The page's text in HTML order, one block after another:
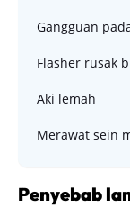
Gangguan
Flasher rusak
Aki lemah
Merawat sein
Penyebab